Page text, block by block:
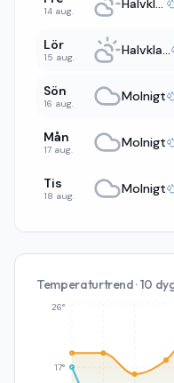
14 aug. Halvklart
Lör
15 aug. Halvklart
Sön
16 aug. Molnigt
Mån
17 aug. Molnigt
Tis
18 aug. Molnigt
Temperaturtrend · 10
17°
26°